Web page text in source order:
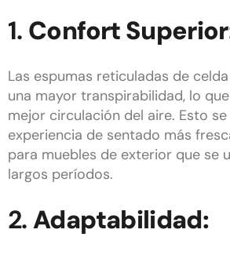
1. Confort
Las espumas reticuladas de
una mayor transpirabilidad, lo
mejor circulación del aire. Esto
experiencia de sentado más
para muebles de exterior que se
largos períodos.
2.Adaptabilidad: